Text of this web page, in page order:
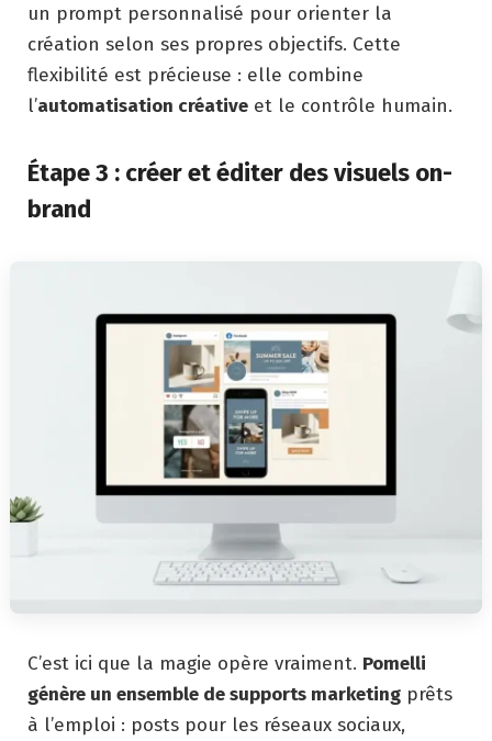
un prompt personnalisé pour orienter la
création selon ses propres objectifs. Cette
flexibilité est précieuse : elle combine
l’automatisation créative et le contrôle humain.
Étape 3 : créer et éditer des visuels on-
brand
C’est ici que la magie opère vraiment. Pomelli
génère un ensemble de supports marketing prêts
à l’emploi : posts pour les réseaux sociaux,